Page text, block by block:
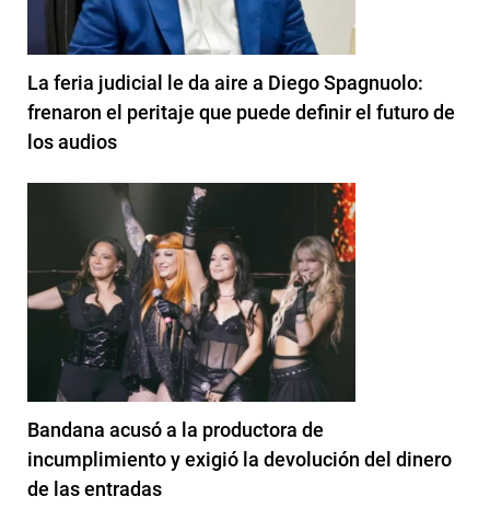
La feria judicial le da aire a Diego Spagnuolo:
frenaron el peritaje que puede definir el futuro de
los audios
Bandana acusó a la productora de
incumplimiento y exigió la devolución del dinero
de las entradas